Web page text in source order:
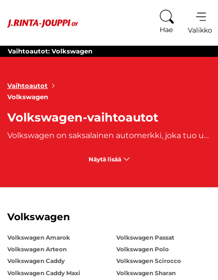
Hae Valikko
Vaihtoautot: Volkswagen
Vaihtoautot
Volkswagen
Volkswagen-vaihtoautot
Volkswagen on saksalainen automerkki, joka tuo uusimmat innovaatiot ja laatuautot koko kansan ulottuville. Tuttavammin Volkkarina ja Volsuna tunnetun autonvalmistajan valikoimaan kuuluvat pakettiautot, kaupunkimaasturit, tila-autot ja henkilöautot. Volkswagen tuli tunnetuksi vuonna 1937 kansanautostaan VW Kuplasta ja valmistaa edelleen mm. klassikoksi muodostunutta
Näytä lisää
Volkswagen
Volkswagen Amarok
Volkswagen Arteon
Volkswagen Caddy
Volkswagen Caddy Maxi
Volkswagen Passat
Volkswagen Polo
Volkswagen Scirocco
Volkswagen Sharan